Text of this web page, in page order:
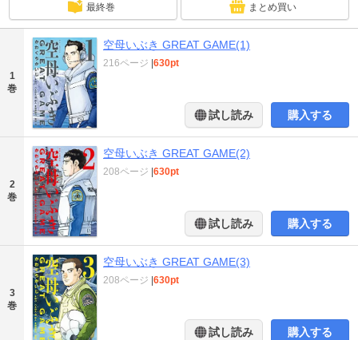
最終巻 まとめ買い
1
巻
空母いぶき GREAT GAME(1)
216ページ 630pt
試し読み 購入する
2
巻
空母いぶき GREAT GAME(2)
208ページ 630pt
試し読み 購入する
3
巻
空母いぶき GREAT GAME(3)
208ページ 630pt
試し読み 購入する